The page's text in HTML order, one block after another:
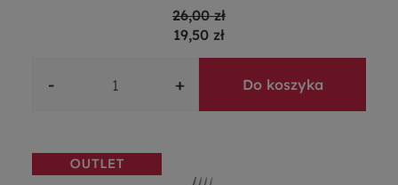
26,00 zł
19,50 zł
- + Do koszyka